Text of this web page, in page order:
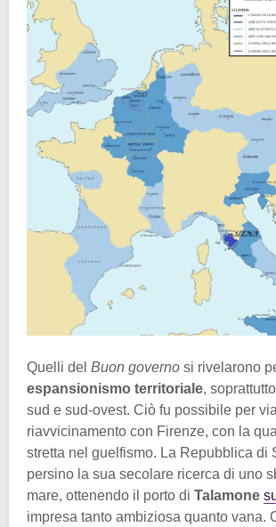
Quelli del Buon governo si rivelarono
espansionismo territoriale,
sud e sud-ovest. Ciò fu possibile per
riavvicinamento con Firenze, con la
stretta nel guelfismo. La Repubblica di
persino la sua secolare ricerca di uno
mare, ottenendo il porto di Talamone
impresa tanto ambiziosa quanto vana.